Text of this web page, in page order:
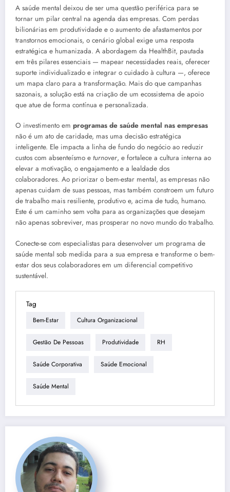
A saúde mental deixou de ser uma questão periférica para se
tornar um pilar central na agenda das empresas. Com perdas
bilionárias em produtividade e o aumento de afastamentos por
transtornos emocionais, o cenário global exige uma resposta
estratégica e humanizada. A abordagem da HealthBit, pautada
em três pilares essenciais — mapear necessidades reais, oferecer
suporte individualizado e integrar o cuidado à cultura —, oferece
um mapa claro para a transformação. Mais do que campanhas
sazonais, a solução está na criação de um ecossistema de apoio
que atue de forma contínua e personalizada.
O investimento em programas de saúde mental nas empresas
não é um ato de caridade, mas uma decisão estratégica
inteligente. Ele impacta a linha de fundo do negócio ao reduzir
custos com absenteísmo e turnover, e fortalece a cultura interna ao
elevar a motivação, o engajamento e a lealdade dos
colaboradores. Ao priorizar o bem-estar mental, as empresas não
apenas cuidam de suas pessoas, mas também constroem um futuro
de trabalho mais resiliente, produtivo e, acima de tudo, humano.
Este é um caminho sem volta para as organizações que desejam
não apenas sobreviver, mas prosperar no novo mundo do trabalho.
Conecte-se com especialistas para desenvolver um programa de
saúde mental sob medida para a sua empresa e transforme o bem-
estar dos seus colaboradores em um diferencial competitivo
sustentável.
Tag
Bem-Estar Cultura Organizacional
Gestão De Pessoas Produtividade RH
Saúde Corporativa Saúde Emocional
Saúde Mental